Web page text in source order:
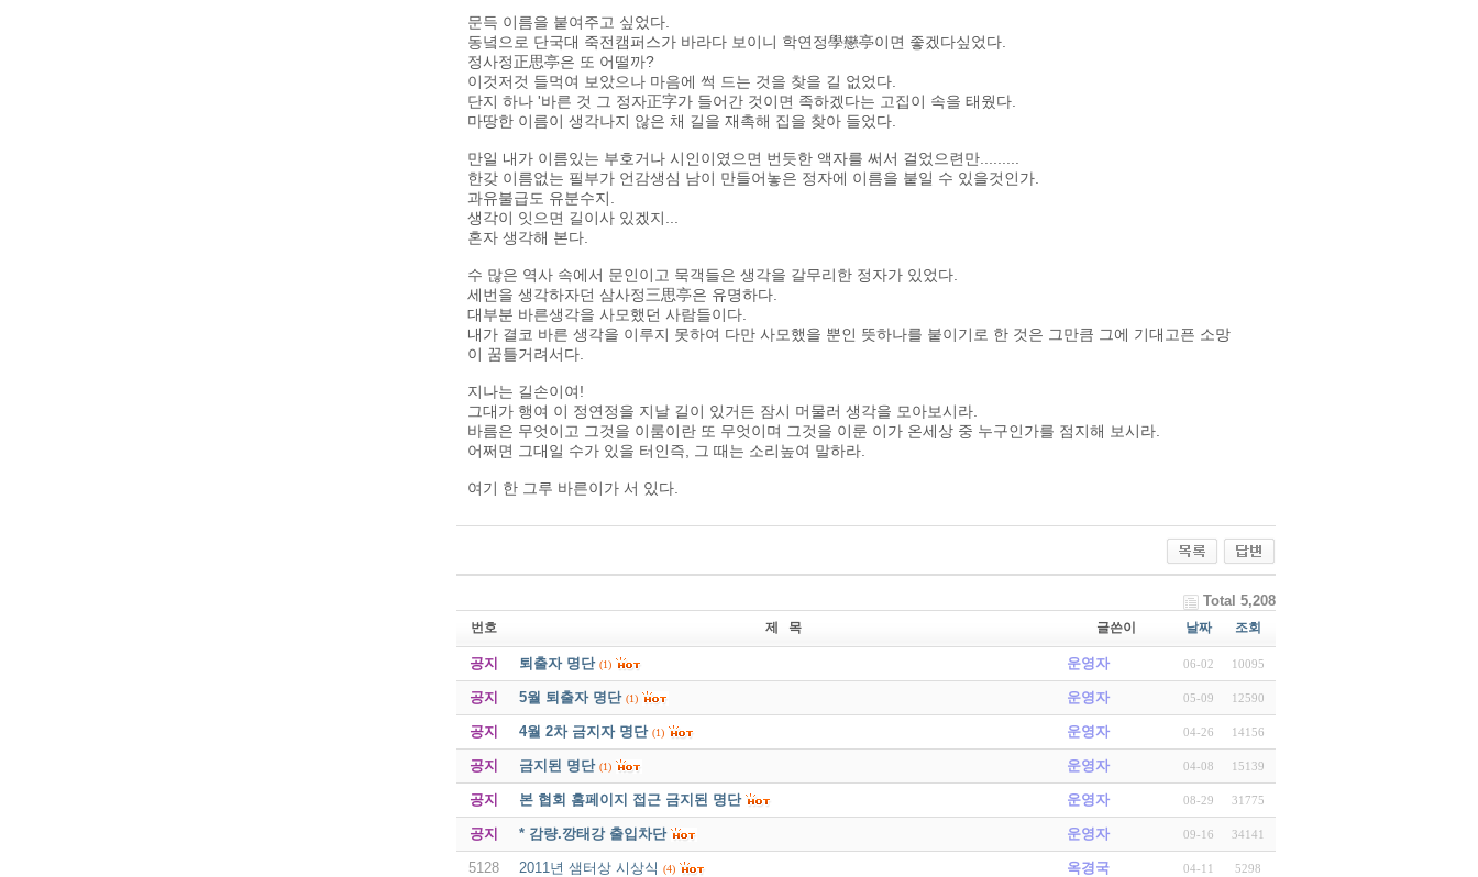
문득 이름을 붙여주고 싶었다.
동녘으로 단국대 죽전캠퍼스가 바라다 보이니 학연정學戀亭이면 좋겠다싶었다.
정사정正思亭은 또 어떨까?
이것저것 들먹여 보았으나 마음에 썩 드는 것을 찾을 길 없었다.
단지 하나 '바른 것 그 정자正字가 들어간 것이면 족하겠다는 고집이 속을 태웠다.
마땅한 이름이 생각나지 않은 채 길을 재촉해 집을 찾아 들었다.
만일 내가 이름있는 부호거나 시인이였으면 번듯한 액자를 써서 걸었으련만.........
한갖 이름없는 필부가 언감생심 남이 만들어놓은 정자에 이름을 붙일 수 있을것인가.
과유불급도 유분수지.
생각이 잇으면 길이사 있겠지...
혼자 생각해 본다.
수 많은 역사 속에서 문인이고 묵객들은 생각을 갈무리한 정자가 있었다.
세번을 생각하자던 삼사정三思亭은 유명하다.
대부분 바른생각을 사모했던 사람들이다.
내가 결코 바른 생각을 이루지 못하여 다만 사모했을 뿐인 뜻하나를 붙이기로 한 것은 그만큼 그에 기대고픈 소망
이 꿈틀거려서다.
지나는 길손이여!
그대가 행여 이 정연정을 지날 길이 있거든 잠시 머물러 생각을 모아보시라.
바름은 무엇이고 그것을 이룸이란 또 무엇이며 그것을 이룬 이가 온세상 중 누구인가를 점지해 보시라.
어쩌면 그대일 수가 있을 터인즉, 그 때는 소리높여 말하라.
여기 한 그루 바른이가 서 있다.
Total 5,208
번호 제 목 글쓴이 날짜 조회
공지 퇴출자 명단 (1) 운영자 06-02 10095
공지 5월 퇴출자 명단 (1) 운영자 05-09 12590
공지 4월 2차 금지자 명단 (1) 운영자 04-26 14156
공지 금지된 명단 (1) 운영자 04-08 15139
공지 본 협회 홈페이지 접근 금지된 명단 운영자 08-29 31775
공지 * 감량.깡태강 출입차단 운영자 09-16 34141
5128 2011년 샘터상 시상식 (4) 옥경국 04-11 5298